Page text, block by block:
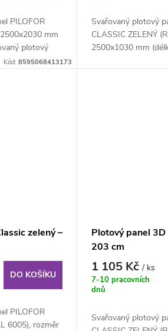
PILOFOR
mm
plotový
Kód: 8595068413173
Svařovaný plotový
CLASSIC ZELENÝ
2500x1030 mm
zelený –
DO KOŠÍKU
PILOFOR
6005), rozměr
Plotový panel 3D
203 cm
1 105 Kč/ ks
7-10 pracovních
dnů
Svařovaný plotový